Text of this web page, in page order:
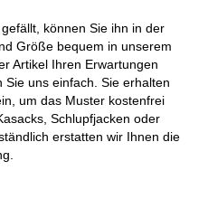
können Sie ihn in der
Größe bequem in unserem
Artikel Ihren Erwartungen
uns einfach. Sie erhalten
um das Muster kostenfrei
Schlupfjacken oder
erstatten wir Ihnen die